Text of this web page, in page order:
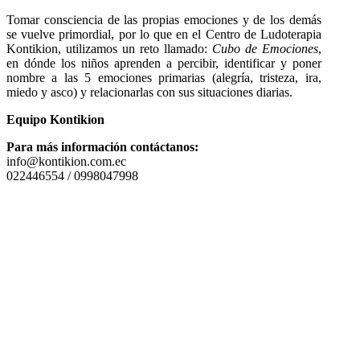
Tomar consciencia de las propias emociones y de los demás
se vuelve primordial, por lo que en el Centro de Ludoterapia
Kontikion, utilizamos un reto llamado: Cubo de Emociones,
en dónde los niños aprenden a percibir, identificar y poner
nombre a las 5 emociones primarias (alegría, tristeza, ira,
miedo y asco) y relacionarlas con sus situaciones diarias.
Equipo Kontikion
Para más información contáctanos:
info@kontikion.com.ec
022446554 / 0998047998